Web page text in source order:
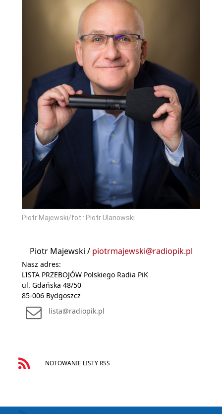
Piotr Majewski/fot.: Piotr Ulanowski
Piotr Majewski / piotrmajewski@radiopik.pl
Nasz adres:
LISTA PRZEBOJÓW Polskiego Radia PiK
ul. Gdańska 48/50
85-006 Bydgoszcz
lista@radiopik.pl
NOTOWANIE LISTY RSS